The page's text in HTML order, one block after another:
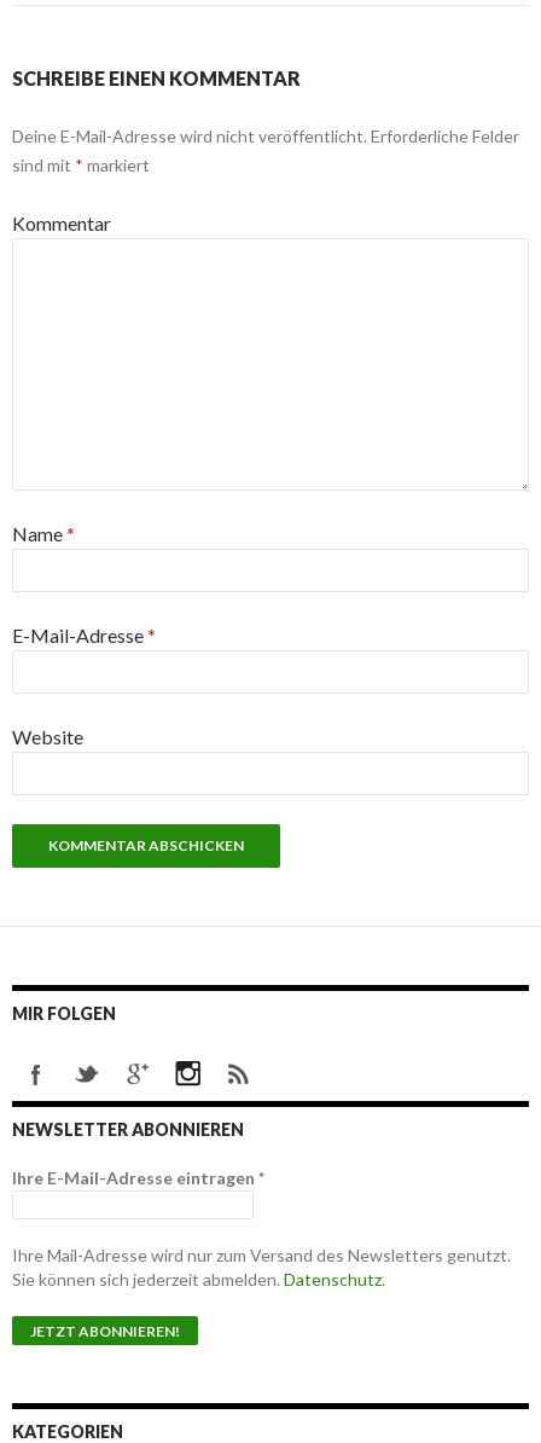
SCHREIBE EINEN KOMMENTAR
Deine E-Mail-Adresse wird nicht veröffentlicht. Erforderliche Felder
sind mit * markiert
Kommentar
Name*
E-Mail-Adresse*
Website
MIR FOLGEN
NEWSLETTER ABONNIEREN
Ihre E-Mail-Adresse eintragen *
Ihre Mail-Adresse wird nur zum Versand des Newsletters genutzt.
Sie können sich jederzeit abmelden. Datenschutz.
KATEGORIEN